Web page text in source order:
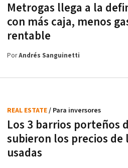
Metrogas llega a la
con más caja, menos
rentable
PorAndrés Sanguinetti
Los 3 barrios porteños
subieron los precios de
usadas
REAL ESTATE/ Para inversores